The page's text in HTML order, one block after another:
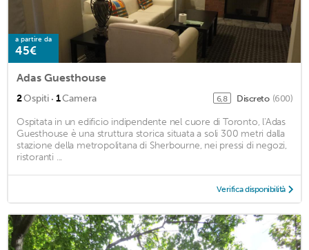
a partire da
45€
Adas Guesthouse
2Ospiti · 1Camera 6,8 Discreto (600)
Ospitata in un edificio indipendente nel cuore di Toronto, l'Adas
Guesthouse è una struttura storica situata a soli 300 metri dalla
stazione della metropolitana di Sherbourne, nei pressi di negozi,
ristoranti ...
Verifica disponibilità